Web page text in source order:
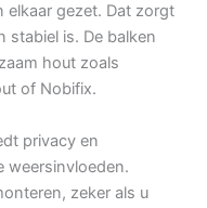
elkaar gezet. Dat zorgt
stabiel is. De balken
hout zoals
of Nobifix.
privacy en
weersinvloeden.
zeker als u